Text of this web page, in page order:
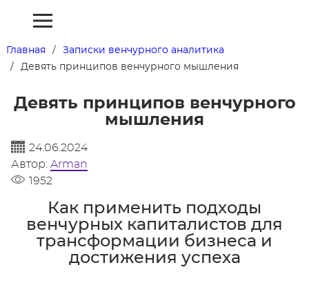
Главная
Записки венчурного аналитика
Девять принципов венчурного мышления
Девять принципов венчурного
мышления
24.06.2024
Автор: Arman
1952
Как применить подходы
венчурных капиталистов для
трансформации бизнеса и
достижения успеха